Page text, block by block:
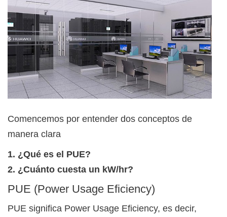
Comencemos por entender dos conceptos de
manera clara
1. ¿Qué es el PUE?
2. ¿Cuánto cuesta un kW/hr?
PUE (Power Usage Eficiency)
PUE significa Power Usage Eficiency, es decir,